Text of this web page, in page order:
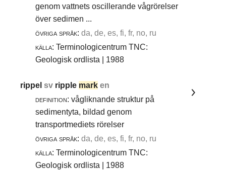
genom vattnets oscillerande vågrörelser
över sedimen ...
övriga språk: da, de, es, fi, fr, no, ru
källa: Terminologicentrum TNC:
Geologisk ordlista | 1988
rippelsv ripple mark en
definition: vågliknande struktur på
sedimentyta, bildad genom
transportmediets rörelser
övriga språk: da, de, es, fi, fr, no, ru
källa: Terminologicentrum TNC:
Geologisk ordlista | 1988